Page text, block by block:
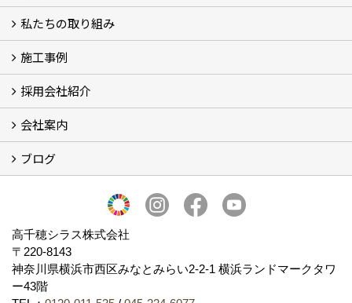
一覧
内装仕上げ材
外装仕上げ材
舗装材
水性無機高分子系ハイブリッド型塗料
エコリフォーム
消臭壁紙
Q&A
資料PDF
私たちの取り組み
SDGs、GHGへの取り組み (2)
マグマシラス米
特別対談 (2)
高千穂シラス解説ムービー
研究プロジェクト (4)
プロジェクト (3)
施工事例
施工事例
お客様からのお便り
採用会社紹介
採用会社紹介
「鏝人の会」左官店のご紹介
会社案内
会社概要・沿革
代表の実績
製造紹介
ショールーム
アクセス
採用情報
バナーダウンロード
プライバシーポリシー
Takachiho Shirasu Global Site
LINE公式アカウント
ブログ
高千穂シラス株式会社
〒220-8143
神奈川県横浜市西区みなとみらい2‐2‐1 横浜ランドマークタワ
ー43階